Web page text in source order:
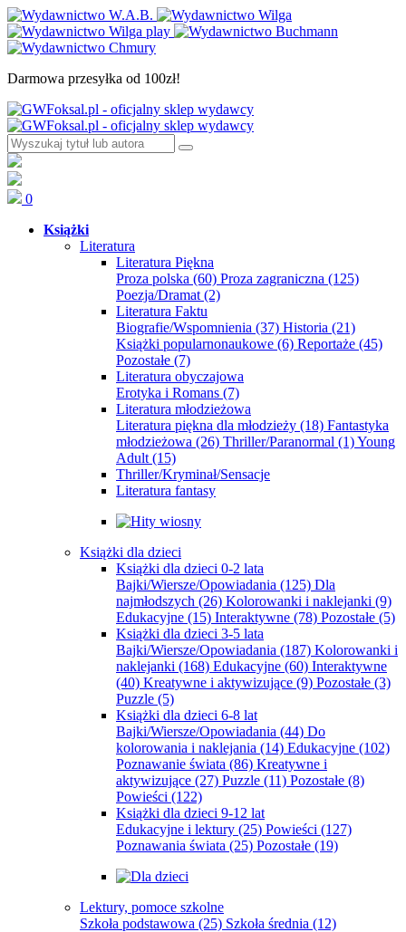
Darmowa przesyłka od 100zł!
0
Książki
Literatura
Literatura Piękna
Proza polska (60) Proza zagraniczna (125)
Poezja/Dramat (2)
Literatura Faktu
Biografie/Wspomnienia (37) Historia (21)
Książki popularnonaukowe (6) Reportaże (45)
Pozostałe (7)
Literatura obyczajowa
Erotyka i Romans (7)
Literatura młodzieżowa
Literatura piękna dla młodzieży (18) Fantastyka
młodzieżowa (26) Thriller/Paranormal (1)Young
Adult (15)
Thriller/Kryminał/Sensacje
Literatura fantasy
Książki dla dzieci
Książki dla dzieci 0-2 lata
Bajki/Wiersze/Opowiadania (125) Dla
najmłodszych (26) Kolorowanki i naklejanki (9)
Edukacyjne (15) Interaktywne (78) Pozostałe (5)
Książki dla dzieci 3-5 lata
Bajki/Wiersze/Opowiadania (187) Kolorowanki i
naklejanki (168) Edukacyjne (60) Interaktywne
(40) Kreatywne i aktywizujące (9) Pozostałe (3)
Puzzle (5)
Książki dla dzieci 6-8 lat
Bajki/Wiersze/Opowiadania (44) Do
kolorowania i naklejania (14) Edukacyjne (102)
Poznawanie świata (86) Kreatywne i
aktywizujące (27) Puzzle (11) Pozostałe (8)
Powieści (122)
Książki dla dzieci 9-12 lat
Edukacyjne i lektury (25) Powieści (127)
Poznawania świata (25) Pozostałe (19)
Lektury, pomoce szkolne
Szkoła podstawowa (25) Szkoła średnia (12)